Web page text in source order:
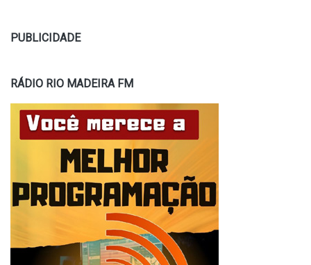
PUBLICIDADE
RÁDIO RIO MADEIRA FM